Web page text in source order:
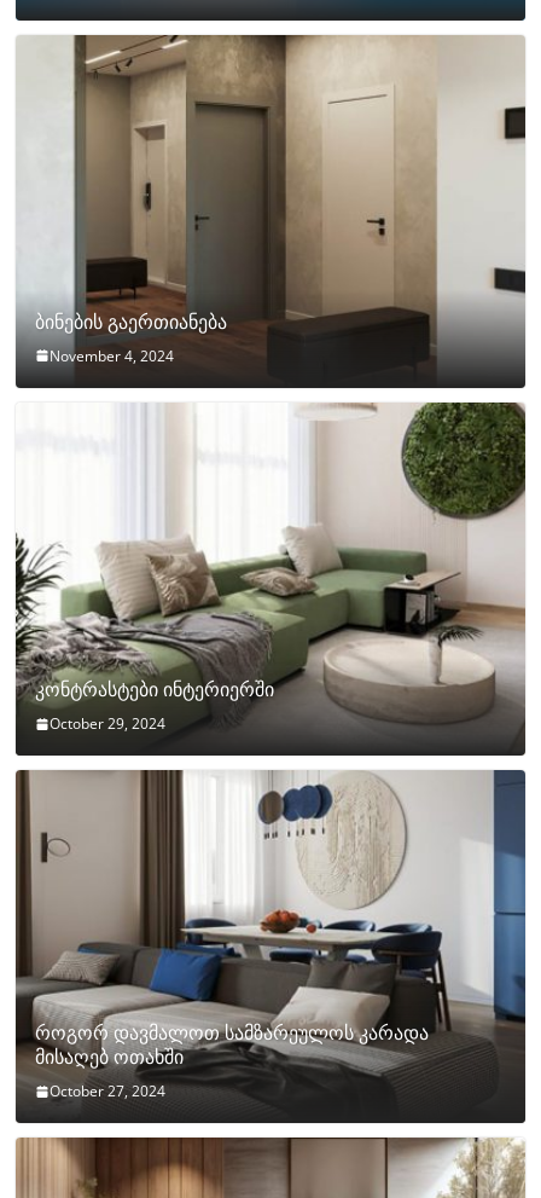
ბინების გაერთიანება
November 4, 2024
კონტრასტები ინტერიერში
October 29, 2024
როგორ დავმალოთ სამზარეულოს კარადა
მისაღებ ოთახში
October 27, 2024